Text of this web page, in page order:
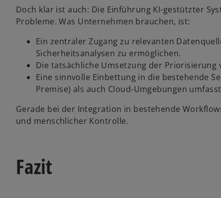
Doch klar ist auch: Die Einführung KI-gestützter
Probleme. Was Unternehmen brauchen, ist:
Ein zentraler Zugang zu relevanten
Sicherheitsanalysen zu ermöglichen.
Die tatsächliche Umsetzung der Priorisierung
Eine sinnvolle Einbettung in die bestehende
Premise) als auch Cloud-Umgebungen
Gerade bei der Integration in bestehende
und menschlicher Kontrolle.
Fazit